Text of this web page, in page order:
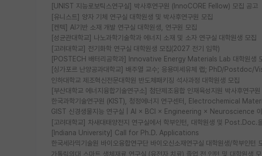
[UNIST 지능로보틱스연구실] 박사후연구원 (InnoCORE Fellow) 모집 공고
[유니스트] 양자 기체 연구실 대학원생 및 박사후연구원 모집
[켄텍] AI기반 소재 개발 연구실 대학원생, 연구원 모집
[성균관대학교] 나노과학기술학과 에너지 소재 및 소자 연구실 대학원생 모집
[고려대학교] 전기화학 연구실 대학원생 모집(2027 전기 입학)
[POSTECH 배터리공학과] Innovative Energy Materials Lab 대학원생
[싱가포르 난양공과대학교] 배주열 교수; 응용미세유체 랩; PhD/Postdoc/
인하대학교 제조혁신전문대학원 반도체패키징 석사과정 대학원생 모집
[부산대학교 에너지융합기술연구소] 첨단제조융합 인재육성지원 박사후연구
한국과학기술연구원 (KIST), 청정에너지 연구센터, Electrochemical
GIST 신경생물지능 연구실 | AI × BCI × Engineering × Neuroscience
[고려대학교] 차새대태양전지 연구실에서 학부인턴, 대학원생 및 Post.Doc.
[Indiana University] Call for Ph.D. Applications
한국세라믹기술원 바이오융합연구단 바이오신소재연구실 대학원생/학부인턴
가톨릭의대 스마트 생체재료 연구실 (유전자 치료) 졸업 전 인턴 및 대학원생 모